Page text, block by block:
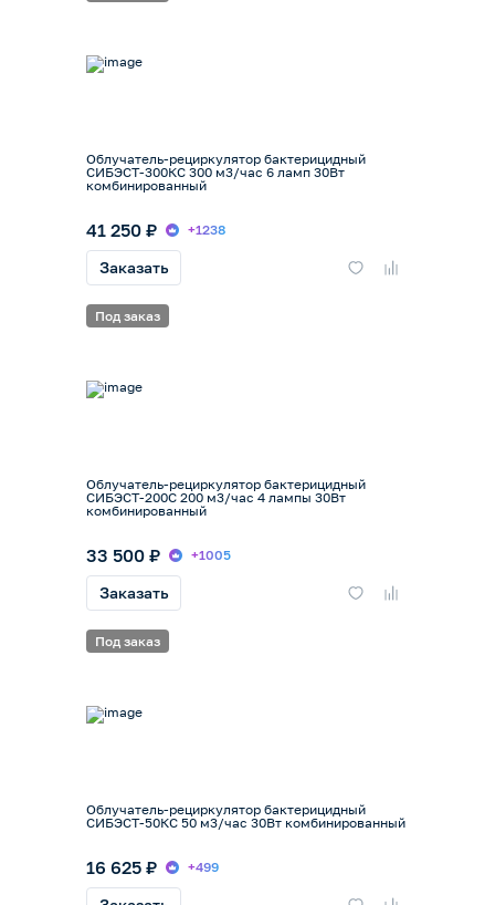
Облучатель-рециркулятор бактерицидный
СИБЭСТ-300КС 300 м3/час 6 ламп 30Вт
комбинированный
41 250 ₽ +1238
Заказать
Под заказ
Облучатель-рециркулятор бактерицидный
СИБЭСТ-200С 200 м3/час 4 лампы 30Вт
комбинированный
33 500 ₽ +1005
Заказать
Под заказ
Облучатель-рециркулятор бактерицидный
СИБЭСТ-50КС 50 м3/час 30Вт комбинированный
16 625 ₽ +499